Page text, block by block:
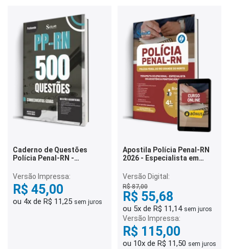
Caderno de Questões
Polícia Penal-RN -
500 Questões Gabaritadas
Versão Impressa:
R$ 45,00
ou 4x de R$ 11,25 sem juros
Apostila Polícia Penal-RN
2026 - Especialista em
Terapeuta Ocupacional
Versão Digital:
R$ 87,00
R$ 55,68
ou 5x de R$ 11,14 sem juros
Versão Impressa:
R$ 115,00
ou 10x de R$ 11,50 sem juros